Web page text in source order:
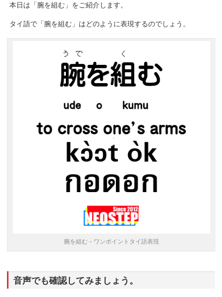
本日は「腕を組む」をご紹介します。
タイ語で「腕を組む」はどのように表現するのでしょう。
腕を組む－ワンポイントタイ語表現
音声でも確認してみましょう。